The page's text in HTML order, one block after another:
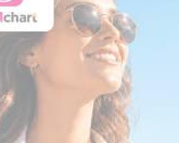
VILEDA